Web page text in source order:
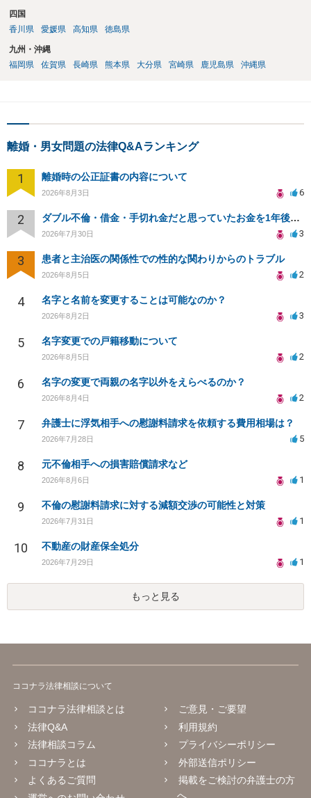
四国
香川県
愛媛県 高知県 徳島県
九州・沖縄
福岡県
佐賀県 長崎県 熊本県 大分県 宮崎県 鹿児島県 沖縄県
離婚・男女問題の法律Q&Aランキング
1 離婚時の公正証書の内容について
2026年8月3日 6
2 ダブル不倫・借金・手切れ金だと思っていたお金を1年後いまさら脅迫罪として通知書が来てまとめて請求
2026年7月30日 3
3 患者と主治医の関係性での性的な関わりからのトラブル
2026年8月5日 2
4 名字と名前を変更することは可能なのか？
2026年8月2日 3
5 名字変更での戸籍移動について
2026年8月5日 2
6 名字の変更で両親の名字以外をえらべるのか？
2026年8月4日 2
7 弁護士に浮気相手への慰謝料請求を依頼する費用相場は？
2026年7月28日 5
8 元不倫相手への損害賠償請求など
2026年8月6日 1
9 不倫の慰謝料請求に対する減額交渉の可能性と対策
2026年7月31日 1
10 不動産の財産保全処分
2026年7月29日 1
もっと見る
ココナラ法律相談について
ココナラ法律相談とは
法律Q&A
法律相談コラム
ココナラとは
よくあるご質問
ご意見・ご要望
利用規約
プライバシーポリシー
外部送信ポリシー
掲載をご検討の弁護士の方
へ